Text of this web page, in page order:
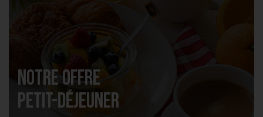
Notre offre
Petit-déjeuner